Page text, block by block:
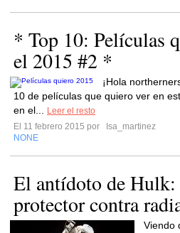
* Top 10: Películas
el 2015 #2 *
¡Hola
10 de películas que quiero ver en
en el...
Leer el resto
El 11 febrero 2015 por
Isa_martinez
NONE
El antídoto de Hulk:
protector contra
Viendo